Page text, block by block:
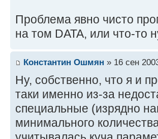
Проблема явно чисто
на том DATA, или что-то
Константин Ошмян » 16 сен
Ну, собственно, что я и
таки именно из-за
специальные (изрядно
минимального